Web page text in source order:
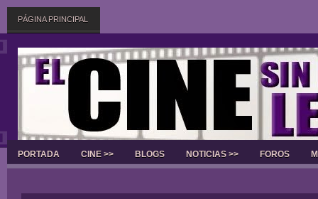
PÁGINA PRINCIPAL
PORTADA CINE >> BLOGS NOTICIAS >> FOROS